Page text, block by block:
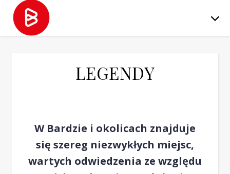
LEGENDY
W Bardzie i okolicach znajduje
się szereg niezwykłych miejsc,
wartych odwiedzenia ze względu